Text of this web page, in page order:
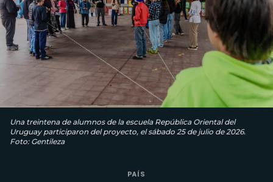
Una treintena de alumnos de la escuela República Oriental del
Uruguay participaron del proyecto, el sábado 25 de julio de 2026.
Foto: Gentileza
PAÍS